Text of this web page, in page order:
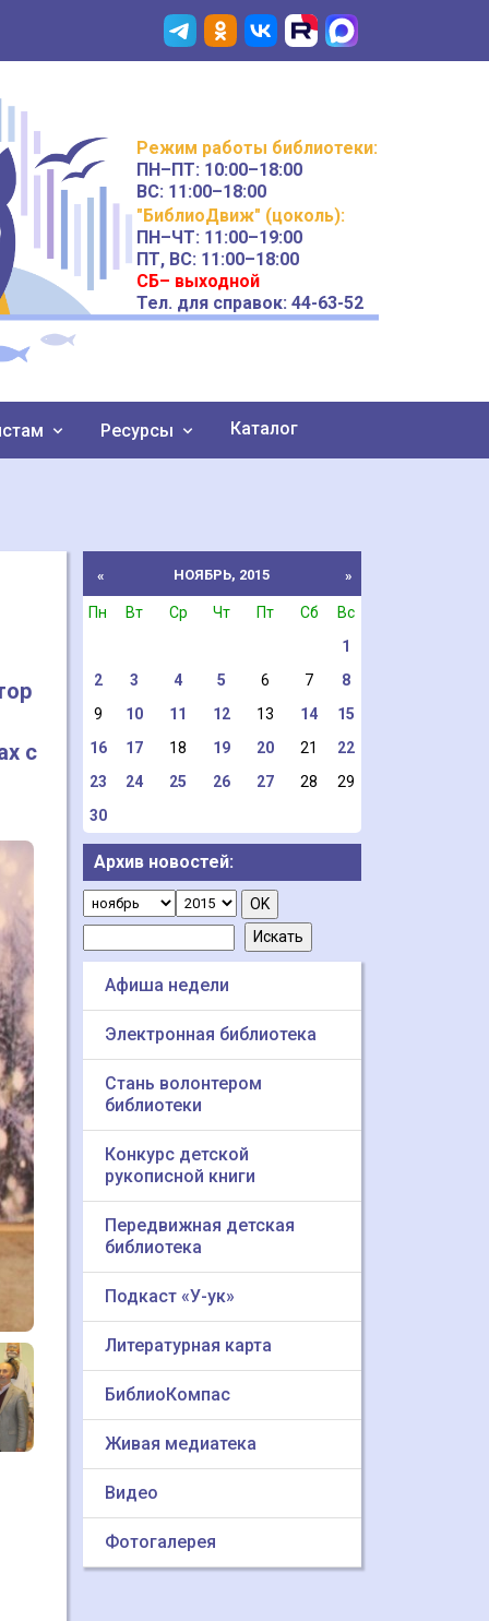
Режим работы библиотеки:
ПН–ПТ: 10:00–18:00
ВС: 11:00–18:00
"БиблиоДвиж" (цоколь):
ПН–ЧТ: 11:00–19:00
ПТ, ВС: 11:00–18:00
СБ– выходной
Тел. для справок: 44-63-52
Ресурсы Каталог
с
« НОЯБРЬ, 2015 »
Пн Вт Ср Чт Пт Сб
Вс
1
2
3 4 5 6 7
8
9
10 11 12 13 14
15
16
17 18 19 20 21
22
23
24 25 26 27 28
29
30
Архив новостей:
Афиша недели
Электронная библиотека
Стань волонтером
библиотеки
Конкурс детской
рукописной книги
Передвижная детская
библиотека
Подкаст «У-ук»
Литературная карта
БиблиоКомпас
Живая медиатека
Видео
Фотогалерея